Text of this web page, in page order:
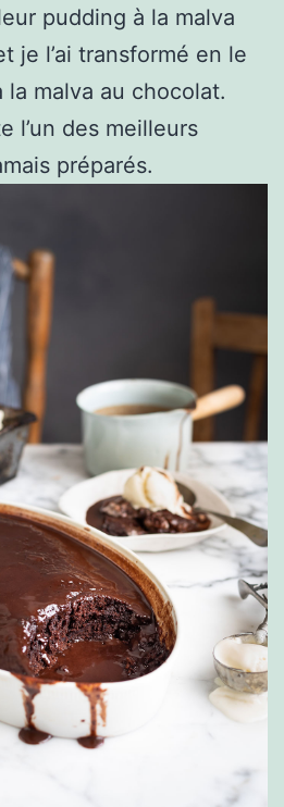
pudding à la malva
je l’ai transformé en le
malva au chocolat.
l’un des meilleurs
préparés.